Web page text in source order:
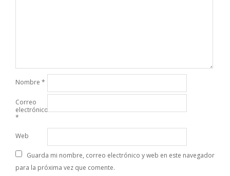
Nombre *
Correo
electrónico
*
Web
Guarda mi nombre, correo electrónico y web en este navegador
para la próxima vez que comente.